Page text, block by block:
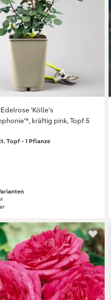
'Kölle's
kräftig pink, Topf 5
5 lt. Topf - 1 Pflanze